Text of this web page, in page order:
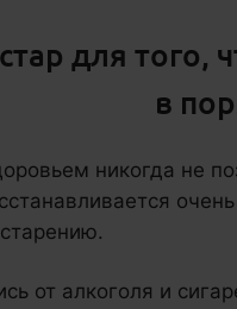
для того,
в
никогда не
от алкоголя и